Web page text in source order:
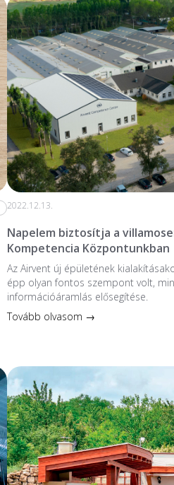
2022.12.13.
Napelem biztosítja a
Kompetencia Központunkban
Az Airvent új épületének
épp olyan fontos szempont volt,
információáramlás elősegítése.
Tovább olvasom →